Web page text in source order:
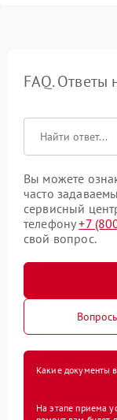
FAQ. Ответы
Вы можете
часто
сервисный
телефону+7
свой вопрос.
Какие документы
На этапе приема